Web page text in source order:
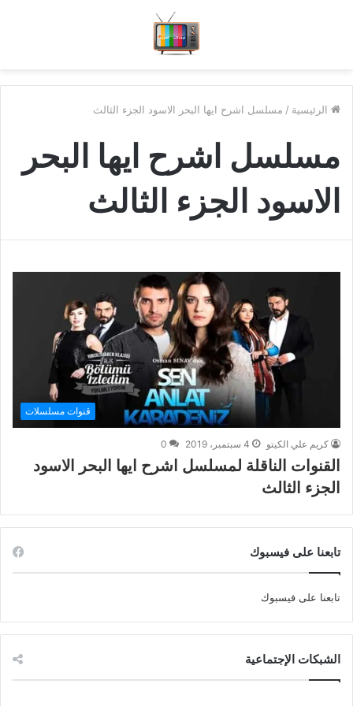
الرئيسية / مسلسل اشرح ايها البحر الاسود الجزء الثالث
مسلسل اشرح ايها البحر
الاسود الجزء الثالث
قنوات مسلسلات
كريم علي الكيتو 4 سبتمبر، 2019 0
القنوات الناقلة لمسلسل اشرح ايها البحر الاسود
الجزء الثالث
تابعنا على فيسبوك
تابعنا على فيسبوك
الشبكات الإجتماعية